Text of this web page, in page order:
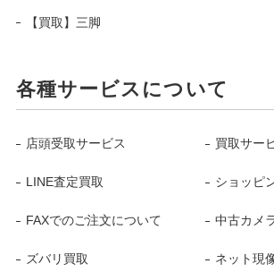
【買取】三脚
各種サービスについて
店頭受取サービス 買取サー
LINE査定買取 ショッピ
FAXでのご注文について 中古カメ
ズバリ買取 ネット現